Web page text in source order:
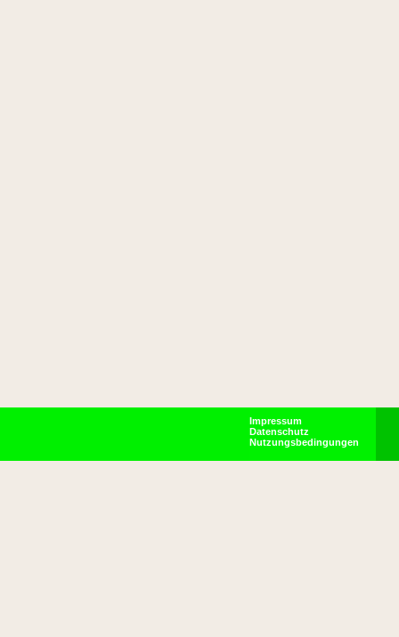
Impressum
Datenschutz
Nutzungsbedingungen